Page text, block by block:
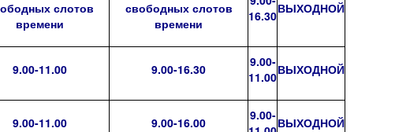
слотов
времени
свободных слотов
времени
16.30ВЫХОДНОЙ
9.00-11.00 9.00-16.30
9.00-
11.00ВЫХОДНОЙ
9.00-11.00 9.00-16.00
9.00-ВЫХОДНОЙ